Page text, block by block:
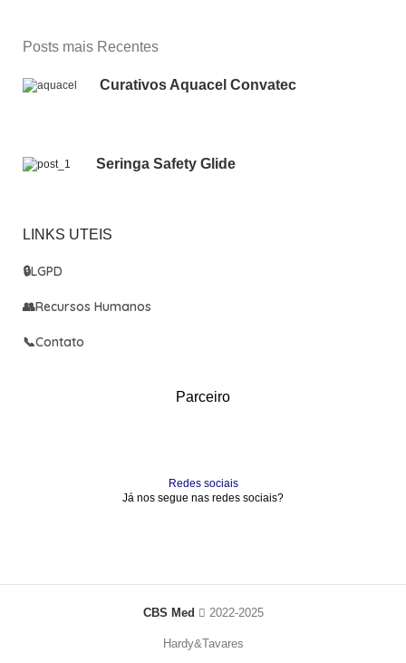
Posts mais Recentes
Curativos Aquacel Convatec
Seringa Safety Glide
LINKS UTEIS
🔒LGPD
👥Recursos Humanos
📞Contato
Parceiro
Redes sociais
Já nos segue nas redes sociais?
CBS Med 2022-2025
Hardy&Tavares